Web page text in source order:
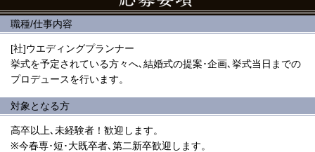
職種/仕事内容
[社]ウエディングプランナー
挙式を予定されている方々へ､結婚式の提案･企画､挙式当日までの
プロデュースを行います。
対象となる方
高卒以上､未経験者！歓迎します。
※今春専･短･大既卒者､第二新卒歓迎します。